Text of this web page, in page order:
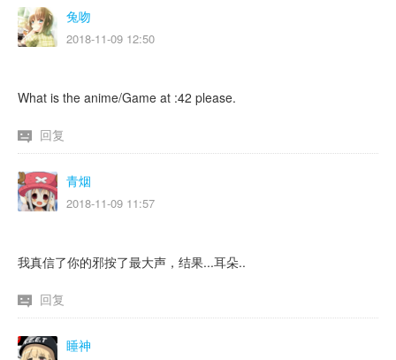
兔吻
2018-11-09 12:50
What is the anime/Game at :42 please.
回复
青烟
2018-11-09 11:57
我真信了你的邪按了最大声，结果...耳朵..
回复
睡神